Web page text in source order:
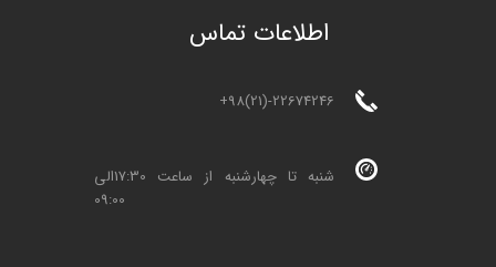
اطلاعات تماس
+98(21)-22674246
شنبه تا چهارشنبه از ساعت 17:30الی
09:00